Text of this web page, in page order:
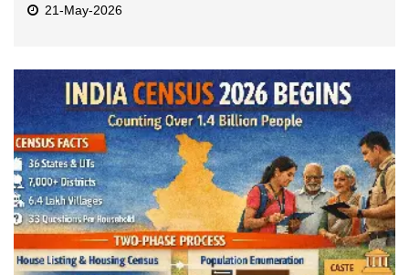
21-May-2026